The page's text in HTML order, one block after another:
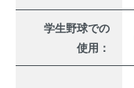
学生野球での
使用：